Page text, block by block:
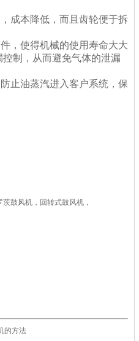
成本降低，而且齿轮便于拆
，使得机械的使用寿命大大
制，从而避免气体的泄漏
止油蒸汽进入客户系统，保
鼓风机，回转式鼓风机，
的方法